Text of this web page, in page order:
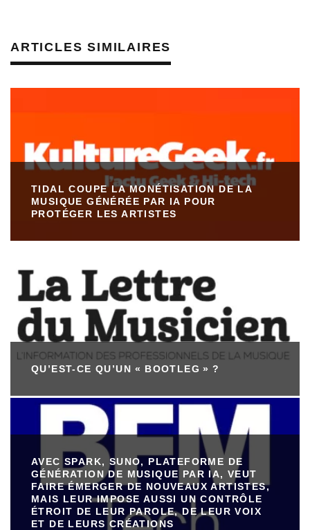
ARTICLES SIMILAIRES
TIDAL COUPE LA MONÉTISATION DE LA
MUSIQUE GÉNÉRÉE PAR IA POUR
PROTÉGER LES ARTISTES
QU’EST-CE QU’UN « BOOTLEG » ?
AVEC SPARK, SUNO, PLATEFORME DE
GÉNÉRATION DE MUSIQUE PAR IA, VEUT
FAIRE ÉMERGER DE NOUVEAUX ARTISTES,
MAIS LEUR IMPOSE AUSSI UN CONTRÔLE
ÉTROIT DE LEUR PAROLE, DE LEUR VOIX
ET DE LEURS CRÉATIONS